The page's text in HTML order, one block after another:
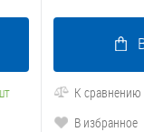
К сравнению
В избранное